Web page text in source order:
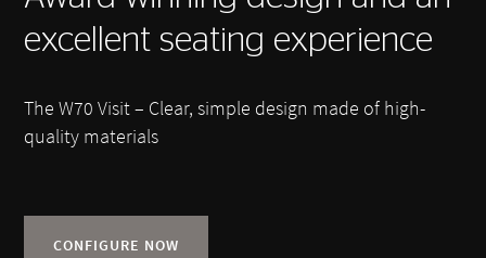
excellent seating experience
The W70 Visit – Clear, simple design made of high-
quality materials
CONFIGURE NOW